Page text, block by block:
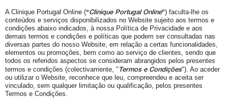
A Clinique Portugal Online (“Clinique Portugal Online”) faculta-lhe os
conteúdos e serviços disponibilizados no Website sujeito aos termos e
condições abaixo indicados, à nossa Política de Privacidade e aos
demais termos e condições e políticas que podem ser consultadas nas
diversas partes do nosso Website, em relação a certas funcionalidades,
elementos ou promoções, bem como ao serviço de clientes, sendo que
todos os referidos aspectos se consideram abrangidos pelos presentes
termos e condições (colectivamente, " Termos e Condições"). Ao aceder
ou utilizar o Website, reconhece que leu, compreendeu e aceita ser
vinculado, sem qualquer limitação ou qualificação, pelos presentes
Termos e Condições.